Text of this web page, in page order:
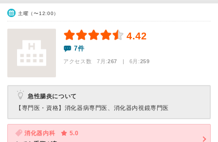
土曜（〜12:00）
4.42
7件
アクセス数 7月:267 | 6月:259
急性腸炎について
【専門医・資格】 消化器病専門医、消化器内視鏡専門医
消化器内科
5.0